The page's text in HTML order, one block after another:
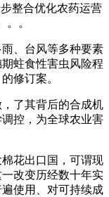
整合优化农药运营
。
、台风等多种要素
蛀食性害虫风险程
修订案。
了其背后的合成机
控，为全球农业害
花出口国，可谓现
改变历经数十年实
使用、对可持续成